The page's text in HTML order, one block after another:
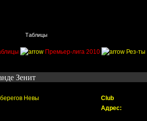
Таблицы
Премьер-лига 2010 Рез-ты
Зенит
Невы
Club
Адрес: